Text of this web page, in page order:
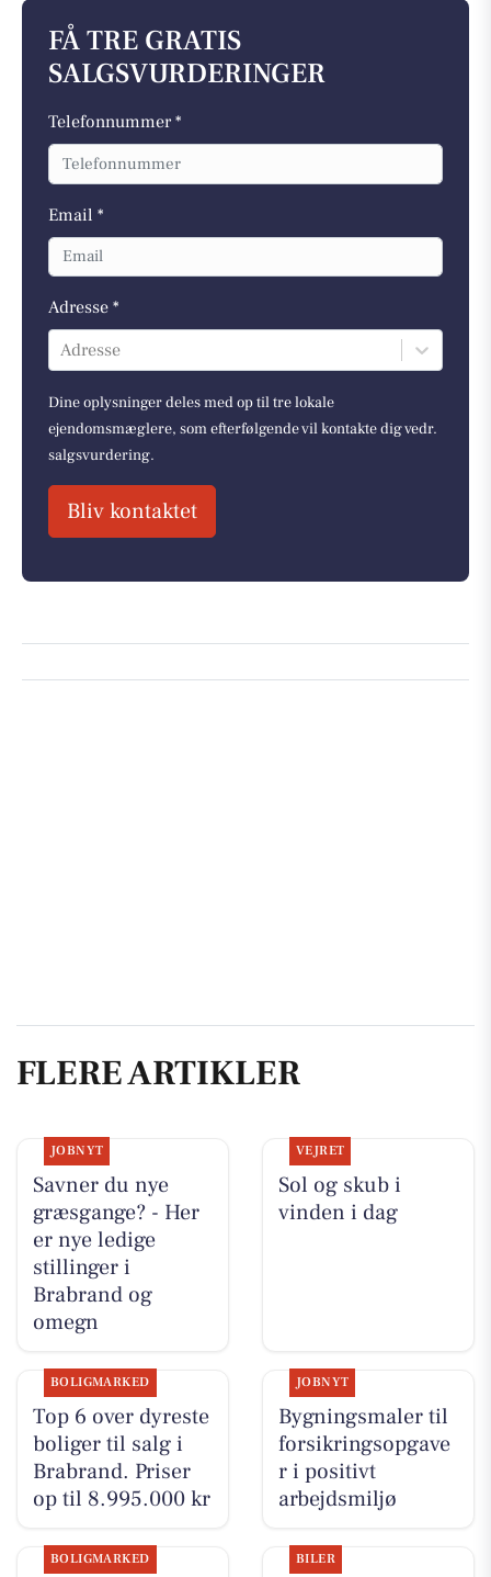
FÅ TRE GRATIS
SALGSVURDERINGER
Telefonnummer *
Email *
Adresse *
Adresse
Dine oplysninger deles med op til tre lokale
ejendomsmæglere, som efterfølgende vil kontakte dig vedr.
salgsvurdering.
Bliv kontaktet
FLERE ARTIKLER
JOBNYT
Savner du nye
græsgange? - Her
er nye ledige
stillinger i
Brabrand og
omegn
VEJRET
Sol og skub i
vinden i dag
BOLIGMARKED
Top 6 over dyreste
boliger til salg i
Brabrand. Priser
op til 8.995.000 kr
JOBNYT
Bygningsmaler til
forsikringsopgave
r i positivt
arbejdsmiljø
BOLIGMARKED BILER